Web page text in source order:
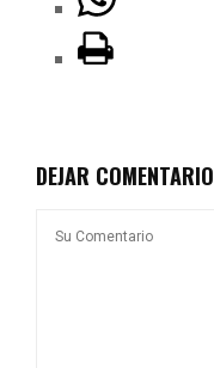
DEJAR COMENTARIO